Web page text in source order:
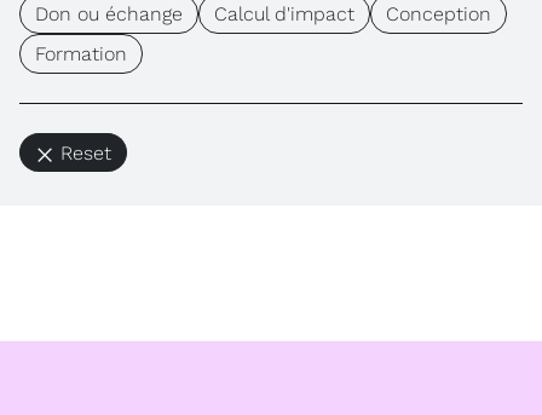
Don ou échange Calcul d'impact
Conception
Formation
Reset